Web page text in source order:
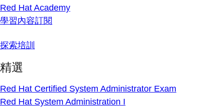
Red Hat Academy
學習內容訂閱
探索培訓
精選
Red Hat Certified System Administrator Exam
Red Hat System Administration I